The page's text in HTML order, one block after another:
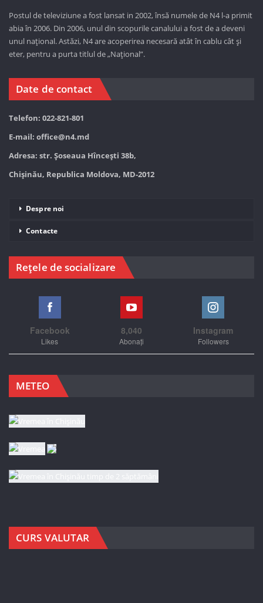
Postul de televiziune a fost lansat in 2002, însă numele de N4 l-a primit
abia în 2006. Din 2006, unul din scopurile canalului a fost de a deveni
unul național. Astăzi, N4 are acoperirea necesară atât în cablu cât și
eter, pentru a purta titlul de „Național”.
Date de contact
Telefon: 022-821-801
E-mail: office@n4.md
Adresa: str. Șoseaua Hînceşti 38b,
Chișinău, Republica Moldova, MD-2012
Despre noi
Contacte
Rețele de socializare
Facebook
Likes
8,040
Abonați
Instagram
Followers
METEO
CURS VALUTAR